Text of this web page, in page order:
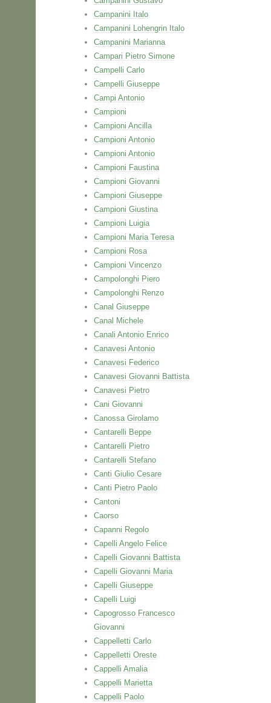
Campanini Italo
Campanini Lohengrin Italo
Campanini Marianna
Campari Pietro Simone
Campelli Carlo
Campelli Giuseppe
Campi Antonio
Campioni
Campioni Ancilla
Campioni Antonio
Campioni Antonio
Campioni Faustina
Campioni Giovanni
Campioni Giuseppe
Campioni Giustina
Campioni Luigia
Campioni Maria Teresa
Campioni Rosa
Campioni Vincenzo
Campolonghi Piero
Campolonghi Renzo
Canal Giuseppe
Canal Michele
Canali Antonio Enrico
Canavesi Antonio
Canavesi Federico
Canavesi Giovanni Battista
Canavesi Pietro
Cani Giovanni
Canossa Girolamo
Cantarelli Beppe
Cantarelli Pietro
Cantarelli Stefano
Canti Giulio Cesare
Canti Pietro Paolo
Cantoni
Caorso
Capanni Regolo
Capelli Angelo Felice
Capelli Giovanni Battista
Capelli Giovanni Maria
Capelli Giuseppe
Capelli Luigi
Capogrosso Francesco
Giovanni
Cappelletti Carlo
Cappelletti Oreste
Cappelli Amalia
Cappelli Marietta
Cappelli Paolo